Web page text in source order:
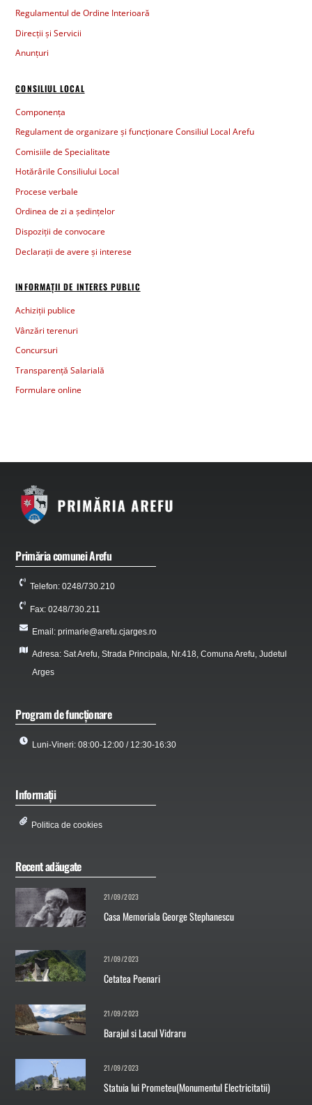
Regulamentul de Ordine Interioară
Direcții și Servicii
Anunțuri
CONSILIUL LOCAL
Componența
Regulament de organizare și funcționare Consiliul Local Arefu
Comisiile de Specialitate
Hotărârile Consiliului Local
Procese verbale
Ordinea de zi a ședințelor
Dispoziții de convocare
Declarații de avere și interese
INFORMAȚII DE INTERES PUBLIC
Achiziții publice
Vânzări terenuri
Concursuri
Transparență Salarială
Formulare online
Primăria comunei Arefu
Telefon: 0248/730.210
Fax: 0248/730.211
Email: primarie@arefu.cjarges.ro
Adresa: Sat Arefu, Strada Principala, Nr.418, Comuna Arefu, Judetul
Arges
Program de funcționare
Luni-Vineri: 08:00-12:00 / 12:30-16:30
Informații
Politica de cookies
Recent adăugate
21/09/2023
Casa Memoriala George Stephanescu
21/09/2023
Cetatea Poenari
21/09/2023
Barajul si Lacul Vidraru
21/09/2023
Statuia lui Prometeu(Monumentul Electricitatii)